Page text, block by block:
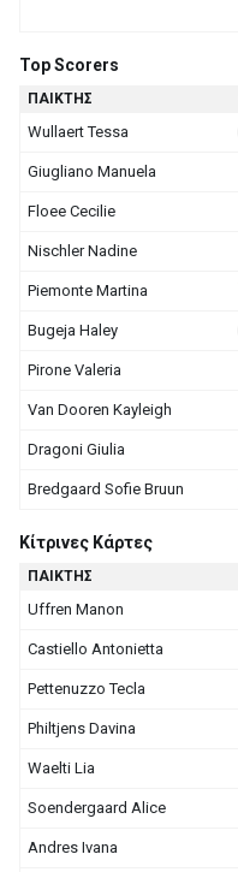
Top Scorers
ΠΑΙΚΤΗΣ
Wullaert Tessa
Giugliano Manuela
Floee Cecilie
Nischler Nadine
Piemonte Martina
Bugeja Haley
Pirone Valeria
Van Dooren Kayleigh
Dragoni Giulia
Bredgaard Sofie Bruun
Κίτρινες Κάρτες
ΠΑΙΚΤΗΣ
Uffren Manon
Castiello Antonietta
Pettenuzzo Tecla
Philtjens Davina
Waelti Lia
Soendergaard Alice
Andres Ivana